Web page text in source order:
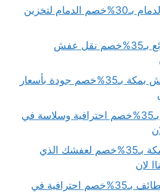
شركة تخزين عفش بالدمام بـ30%خصم الدمام لتخزين
نقل عفش مكة الشرائع بـ35%خصم نقل عفش
ارخص شركة نقل عفش بمكة بـ35%خصم جودة بأسعار
شركة نقل اثاث بمكة بـ35%خصم احترافية وسلاسة في
شركة تخزين عفش بمكة بـ35%خصم لعفشك الذي
لان
نقل عفش من مكة للطائف بـ35%خصم احترافية في